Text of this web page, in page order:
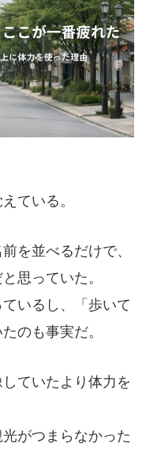
ている。
を並べるだけで、
思っていた。
いるし、「歩いて
のも事実だ。
ていたより体力を
がつまらなかった